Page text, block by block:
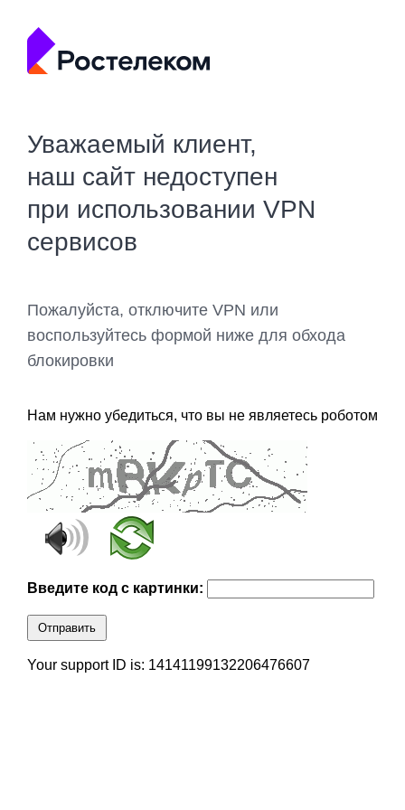
Уважаемый клиент,
наш сайт недоступен
при использовании VPN
сервисов
Пожалуйста, отключите VPN или
воспользуйтесь формой ниже для обхода
блокировки
Нам нужно убедиться, что вы не являетесь роботом
Введите код с картинки:
Отправить
Your support ID is: 14141199132206476607